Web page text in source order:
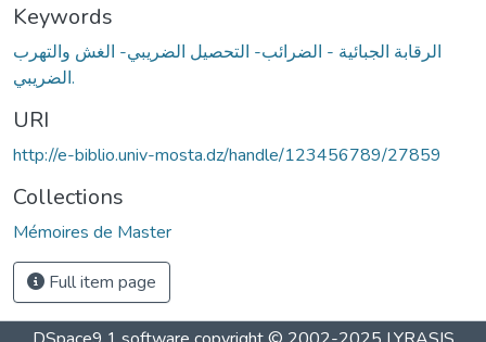
Keywords
الرقابة الجبائية - الضرائب- التحصيل الضريبي- الغش والتهرب
الضريبي.
URI
http://e-biblio.univ-mosta.dz/handle/123456789/27859
Collections
Mémoires de Master
Full item page